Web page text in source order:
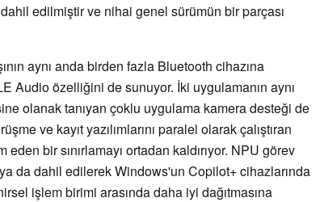
edilmiştir ve nihai genel sürümün bir parçası
aynı anda birden fazla Bluetooth cihazına
Audio özelliğini de sunuyor. İki uygulamanın aynı
olanak tanıyan çoklu uygulama kamera desteği de
ve kayıt yazılımlarını paralel olarak çalıştıran
bir sınırlamayı ortadan kaldırıyor. NPU görev
da dahil edilerek Windows'un Copilot+ cihazlarında
işlem birimi arasında daha iyi dağıtmasına